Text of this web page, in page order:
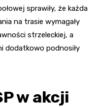
sprawiły, że każda
na trasie wymagały
strzeleckiej, a
dodatkowo podnosiły
w akcji